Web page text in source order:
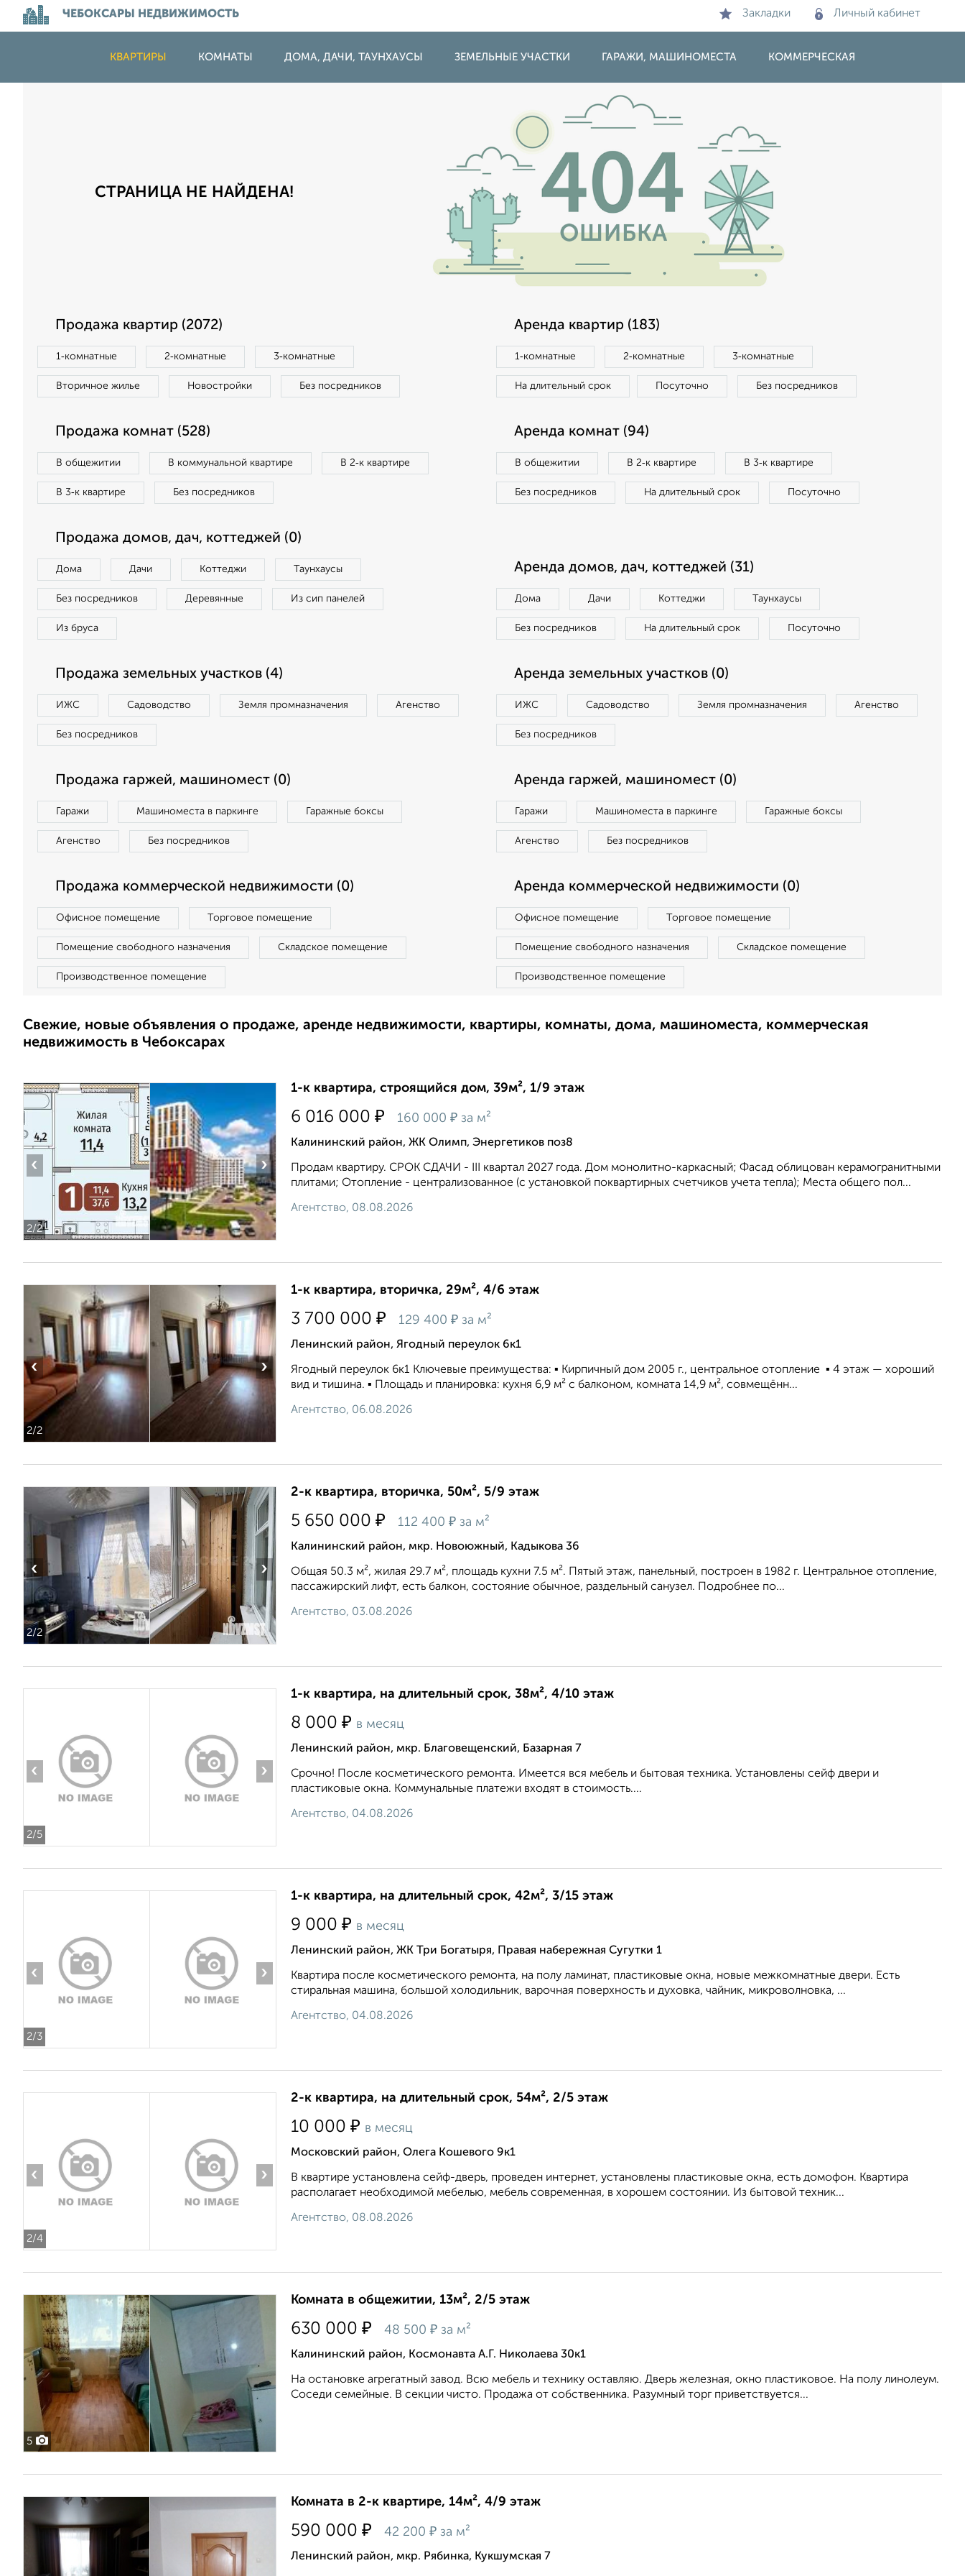
ЧЕБОКСАРЫ НЕДВИЖИМОСТЬ Закладки Личный кабинет
КВАРТИРЫ КОМНАТЫ ДОМА, ДАЧИ, ТАУНХАУСЫ ЗЕМЕЛЬНЫЕ УЧАСТКИ ГАРАЖИ, МАШИНОМЕСТА КОММЕРЧЕСКАЯ
СТРАНИЦА НЕ НАЙДЕНА!
Продажа квартир (2072)
1‑комнатные 2‑комнатные 3‑комнатные
Вторичное жилье Новостройки Без посредников
Аренда квартир (183)
1‑комнатные 2‑комнатные 3‑комнатные
На длительный срок Посуточно Без посредников
Продажа комнат (528)
В общежитии В коммунальной квартире В 2‑к квартире
В 3‑к квартире Без посредников
Аренда комнат (94)
В общежитии В 2‑к квартире В 3‑к квартире
Без посредников На длительный срок Посуточно
Продажа домов, дач, коттеджей (0)
Дома Дачи Коттеджи Таунхаусы
Без посредников Деревянные Из сип панелей
Из бруса
Аренда домов, дач, коттеджей (31)
Дома Дачи Коттеджи Таунхаусы
Без посредников На длительный срок Посуточно
Продажа земельных участков (4)
ИЖС Садоводство Земля промназначения Агенство
Без посредников
Аренда земельных участков (0)
ИЖС Садоводство Земля промназначения Агенство
Без посредников
Продажа гаржей, машиномест (0)
Гаражи Машиноместа в паркинге Гаражные боксы
Агенство Без посредников
Аренда гаржей, машиномест (0)
Гаражи Машиноместа в паркинге Гаражные боксы
Агенство Без посредников
Продажа коммерческой недвижимости (0)
Офисное помещение Торговое помещение
Помещение свободного назначения Складское помещение
Производственное помещение
Аренда коммерческой недвижимости (0)
Офисное помещение Торговое помещение
Помещение свободного назначения Складское помещение
Производственное помещение
Свежие, новые объявления о продаже, аренде недвижимости, квартиры, комнаты, дома, машиноместа, коммерческая
недвижимость в Чебоксарах
2/2
‹ ›
1-к квартира, строящийся дом, 39м², 1/9 этаж
6 016 000 ₽ 160 000 ₽ за м²
Калининский район, ЖК Олимп, Энергетиков поз8
Продам квартиру. СРОК СДАЧИ - III квартал 2027 года. Дом монолитно-каркасный; Фасад облицован керамогранитными
плитами; Отопление - централизованное (с установкой поквартирных счетчиков учета тепла); Места общего пол...
Агентство, 08.08.2026
2/2
‹ ›
1-к квартира, вторичка, 29м², 4/6 этаж
3 700 000 ₽ 129 400 ₽ за м²
Ленинский район, Ягодный переулок 6к1
Ягодный переулок 6к1 Kлючевыe пpeимущeствa: ▪ Кирпичный дом 2005 г., центральное отопление ▪ 4 этaж — хopoший
вид и тишина. ▪ Площaдь и планировка: кухня 6,9 м² с балкoнoм, комнaтa 14,9 м², совмещённ...
Агентство, 06.08.2026
2/2
‹ ›
2-к квартира, вторичка, 50м², 5/9 этаж
5 650 000 ₽ 112 400 ₽ за м²
Калининский район, мкр. Новоюжный, Кадыкова 36
Общая 50.3 м², жилая 29.7 м², площадь кухни 7.5 м². Пятый этаж, панельный, построен в 1982 г. Центральное отопление,
пассажирский лифт, есть балкон, состояние обычное, раздельный санузел. Подробнее по...
Агентство, 03.08.2026
2/5
‹ ›
1-к квартира, на длительный срок, 38м², 4/10 этаж
8 000 ₽ в месяц
Ленинский район, мкр. Благовещенский, Базарная 7
Срочно! После косметического ремонта. Имеется вся мебель и бытовая техника. Установлены сейф двери и
пластиковые окна. Коммунальные платежи входят в стоимость....
Агентство, 04.08.2026
2/3
‹ ›
1-к квартира, на длительный срок, 42м², 3/15 этаж
9 000 ₽ в месяц
Ленинский район, ЖК Три Богатыря, Правая набережная Сугутки 1
Квартира после косметического ремонта, на полу ламинат, пластиковые окна, новые межкомнатные двери. Есть
стиральная машина, большой холодильник, варочная поверхность и духовка, чайник, микроволновка, ...
Агентство, 04.08.2026
2/4
‹ ›
2-к квартира, на длительный срок, 54м², 2/5 этаж
10 000 ₽ в месяц
Московский район, Олега Кошевого 9к1
В квартире установлена сейф-дверь, проведен интернет, установлены пластиковые окна, есть домофон. Квартира
располагает необходимой мебелью, мебель современная, в хорошем состоянии. Из бытовой техник...
Агентство, 08.08.2026
5
Комната в общежитии, 13м², 2/5 этаж
630 000 ₽ 48 500 ₽ за м²
Калининский район, Космонавта А.Г. Николаева 30к1
На остановке агрегатный завод. Всю мебель и технику оставляю. Дверь железная, окно пластиковое. На полу линолеум.
Соседи семейные. В секции чисто. Продажа от собственника. Разумный торг приветствуется...
Комната в 2-к квартире, 14м², 4/9 этаж
590 000 ₽ 42 200 ₽ за м²
Ленинский район, мкр. Рябинка, Кукшумская 7